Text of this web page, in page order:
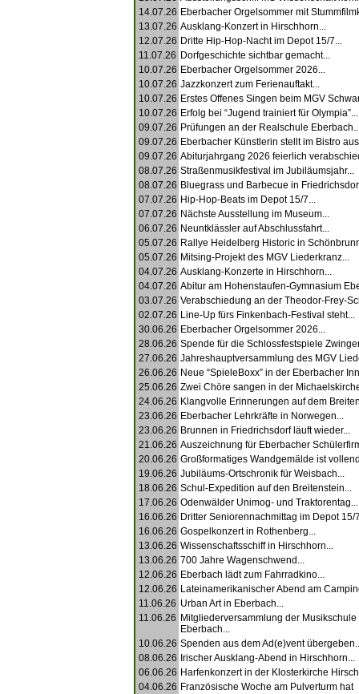
14.07.26 Eberbacher Orgelsommer mit
13.07.26 Ausklang-Konzert in Hirschhorn...
12.07.26 Dritte Hip-Hop-Nacht im Depot 15/7...
11.07.26 Dorfgeschichte sichtbar gemacht...
10.07.26 Eberbacher Orgelsommer 2026...
10.07.26 Jazzkonzert zum Ferienauftakt...
10.07.26 Erstes Offenes Singen beim MGV
10.07.26 Erfolg bei “Jugend trainiert für Olympia”...
09.07.26 Prüfungen an der Realschule
09.07.26 Eberbacher Künstlerin stellt im Bistro
09.07.26 Abiturjahrgang 2026 feierlich
08.07.26 Straßenmusikfestival im Jubiläumsjahr...
08.07.26 Bluegrass und Barbecue in
07.07.26 Hip-Hop-Beats im Depot 15/7...
07.07.26 Nächste Ausstellung im Museum...
06.07.26 Neuntklässler auf Abschlussfahrt...
05.07.26 Rallye Heidelberg Historic in
05.07.26 Mitsing-Projekt des MGV Liederkranz...
04.07.26 Ausklang-Konzerte in Hirschhorn...
04.07.26 Abitur am Hohenstaufen-Gymnasium
03.07.26 Verabschiedung an der Theodor-Frey-
02.07.26 Line-Up fürs Finkenbach-Festival steht...
30.06.26 Eberbacher Orgelsommer 2026...
28.06.26 Spende für die Schlossfestspiele
27.06.26 Jahreshauptversammlung des MGV
26.06.26 Neue “SpieleBoxx” in der Eberbacher
25.06.26 Zwei Chöre sangen in der
24.06.26 Klangvolle Erinnerungen auf dem
23.06.26 Eberbacher Lehrkräfte in Norwegen...
23.06.26 Brunnen in Friedrichsdorf läuft wieder...
21.06.26 Auszeichnung für Eberbacher
20.06.26 Großformatiges Wandgemälde ist
19.06.26 Jubiläums-Ortschronik für Weisbach...
18.06.26 Schul-Expedition auf den Breitenstein...
17.06.26 Odenwälder Unimog- und Traktorentag...
16.06.26 Dritter Seniorennachmittag im Depot 15/
16.06.26 Gospelkonzert in Rothenberg...
13.06.26 Wissenschaftsschiff in Hirschhorn...
13.06.26 700 Jahre Wagenschwend...
12.06.26 Eberbach lädt zum Fahrradkino...
12.06.26 Lateinamerikanischer Abend am
11.06.26 Urban Art in Eberbach...
11.06.26 Mitgliederversammlung der Musikschule
Eberbach...
10.06.26 Spenden aus dem Ad(e)vent
08.06.26 Irischer Ausklang-Abend in Hirschhorn...
06.06.26 Harfenkonzert in der Klosterkirche
04.06.26 Französische Woche am Pulverturm hat